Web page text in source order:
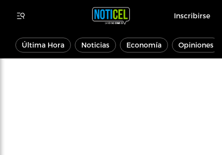
Inscribirse
Última Hora Noticias Economía Opiniones